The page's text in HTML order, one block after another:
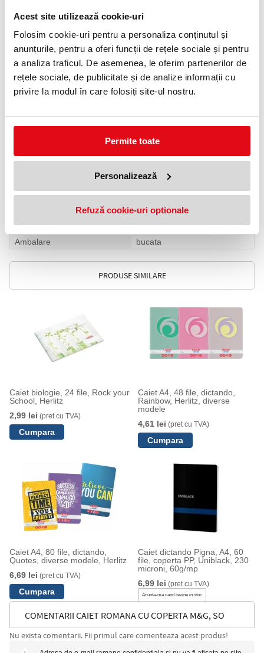
Acest site utilizează cookie-uri
Folosim cookie-uri pentru a personaliza conținutul și
anunțurile, pentru a oferi funcții de rețele sociale și pentru
a analiza traficul. De asemenea, le oferim partenerilor de
rețele sociale, de publicitate și de analize informații cu
privire la modul în care folosiți site-ul nostru.
Permite toate
Personalizează
Refuză cookie-uri optionale
Tematică
So many cats
Număr pagini
96
Legare
Legat
Copertă
Transparentă din PVC
Notă:Modelul copertei se livrează aleatoriu, în funcție de stocul
Dictando
Tip legatura
Capsate
Gimnaziu
Clasa
Primar
Ambalare
bucata
PRODUSE SIMILARE
Caiet biologie, 24 file, Rock your
School, Herlitz
2,99 lei (pret cu TVA)
Caiet A4, 48 file, dictando,
Rainbow, Herlitz, diverse
modele
4,61 lei (pret cu TVA)
Caiet A4, 80 file, dictando,
Quotes, diverse modele, Herlitz
6,69 lei (pret cu TVA)
Caiet dictando Pigna, A4, 60
file, coperta PP, Uniblack, 230
microni, 60g/mp
6,99 lei (pret cu TVA)
Anunta-ma cand revine in stoc
COMENTARII CAIET ROMANA CU COPERTA M&G, SO
MANY CATS, B5, 96 DE PAGINI, DIVERSE MODELE
Nu exista comentarii. Fii primul care comenteaza acest produs!